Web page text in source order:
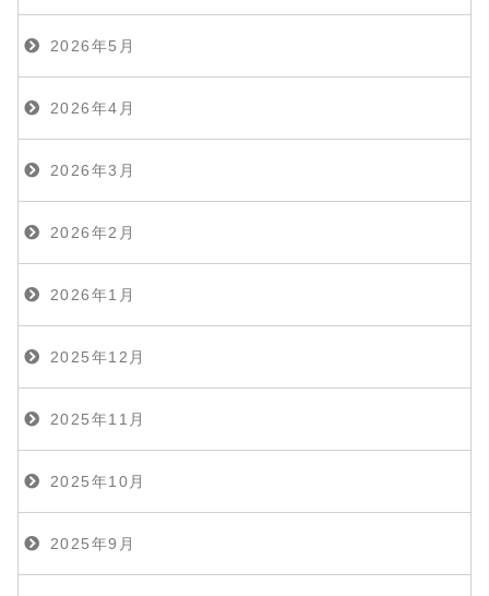
2026年5月
2026年4月
2026年3月
2026年2月
2026年1月
2025年12月
2025年11月
2025年10月
2025年9月